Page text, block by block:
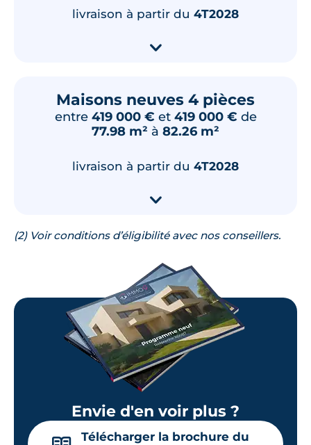
Lot206
Balcon
Ouest
Lot
Lot108
Surface annexe
Balcon
Orientation
Nord-Ouest
livraison à partir du 4T2028
▾
Maisons neuves 4 pièces
entre 419 000 € et 419 000 € de
77.98 m² à 82.26 m²
livraison à partir du 4T2028
▾
(2) Voir conditions d’éligibilité avec nos conseillers.
Envie d'en voir plus ?
Télécharger la brochure du